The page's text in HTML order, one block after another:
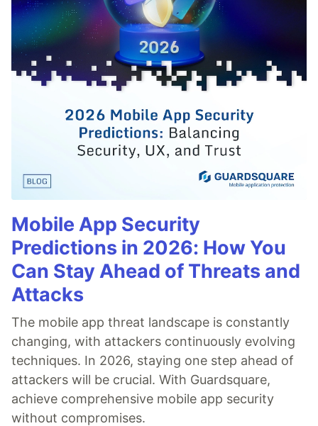
Mobile App Security
Predictions in 2026: How You
Can Stay Ahead of Threats and
Attacks
The mobile app threat landscape is constantly
changing, with attackers continuously evolving
techniques. In 2026, staying one step ahead of
attackers will be crucial. With Guardsquare,
achieve comprehensive mobile app security
without compromises.